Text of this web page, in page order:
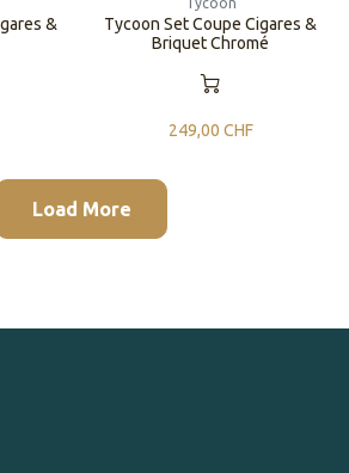
&
Tycoon Set Coupe Cigares &
Briquet Chromé
249,00 CHF
Load More